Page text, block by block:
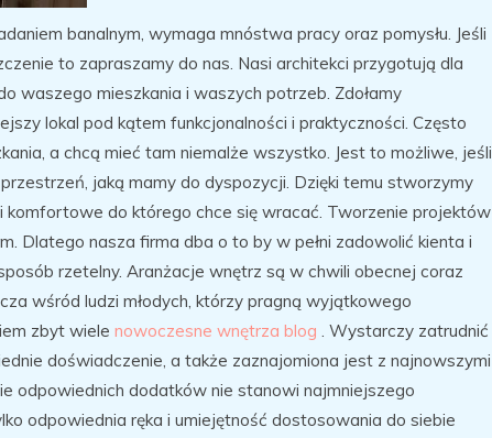
banalnym, wymaga mnóstwa pracy oraz pomysłu. Jeśli
to zapraszamy do nas. Nasi architekci przygotują dla
waszego mieszkania i waszych potrzeb. Zdołamy
lokal pod kątem funkcjonalności i praktyczności. Często
a chcą mieć tam niemalże wszystko. Jest to możliwe, jeśli
jaką mamy do dyspozycji. Dzięki temu stworzymy
komfortowe do którego chce się wracać. Tworzenie projektów
Dlatego nasza firma dba o to by w pełni zadowolić kienta i
rzetelny. Aranżacje wnętrz są w chwili obecnej coraz
wśród ludzi młodych, którzy pragną wyjątkowego
zbyt wiele nowoczesne wnętrza blog . Wystarczy zatrudnić
doświadczenie, a także zaznajomiona jest z najnowszymi
odpowiednich dodatków nie stanowi najmniejszego
odpowiednia ręka i umiejętność dostosowania do siebie